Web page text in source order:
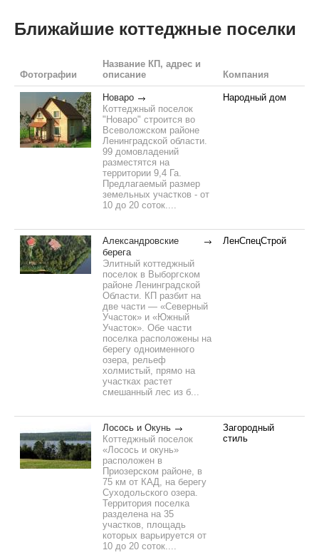
Ближайшие коттеджные поселки
Фотографии
Название КП, адрес и
описание
Компания
Новаро
Коттеджный поселок
"Новаро" строится во
Всеволожском районе
Ленинградской области.
99 домовладений
разместятся на
территории 9,4 Га.
Предлагаемый размер
земельных участков - от
10 до 20 соток....
Народный дом
Александровские
берега
Элитный коттеджный
поселок в Выборгском
районе Ленинградской
Области. КП разбит на
две части — «Северный
Участок» и «Южный
Участок». Обе части
поселка расположены на
берегу одноименного
озера, рельеф
холмистый, прямо на
участках растет
смешанный лес из б...
ЛенСпецСтрой
Лосось и Окунь
Коттеджный поселок
«Лосось и окунь»
расположен в
Приозерском районе, в
75 км от КАД, на берегу
Суходольского озера.
Территория поселка
разделена на 35
участков, площадь
которых варьируется от
10 до 20 соток....
Загородный
стиль